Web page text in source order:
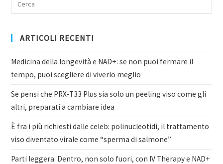
ARTICOLI RECENTI
Medicina della longevità e NAD+: se non puoi fermare il
tempo, puoi scegliere di viverlo meglio
Se pensi che PRX-T33 Plus sia solo un peeling viso come gli
altri, preparati a cambiare idea
È fra i più richiesti dalle celeb: polinucleotidi, il trattamento
viso diventato virale come “sperma di salmone”
Parti leggera. Dentro, non solo fuori, con IV Therapy e NAD+